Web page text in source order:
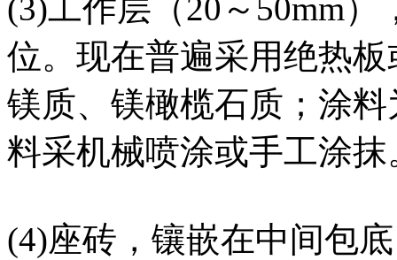
(3)工作层（20～50mm
位。现在普遍采用绝热
镁质、镁橄榄石质；涂
料采机械喷涂或手工涂抹
(4)座砖，镶嵌在中间包